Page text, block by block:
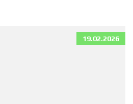
19.02.2026